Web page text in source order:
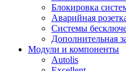
Блокировка
Аварийная
Системы
Дополнительная
Модули и компоненты
Autolis